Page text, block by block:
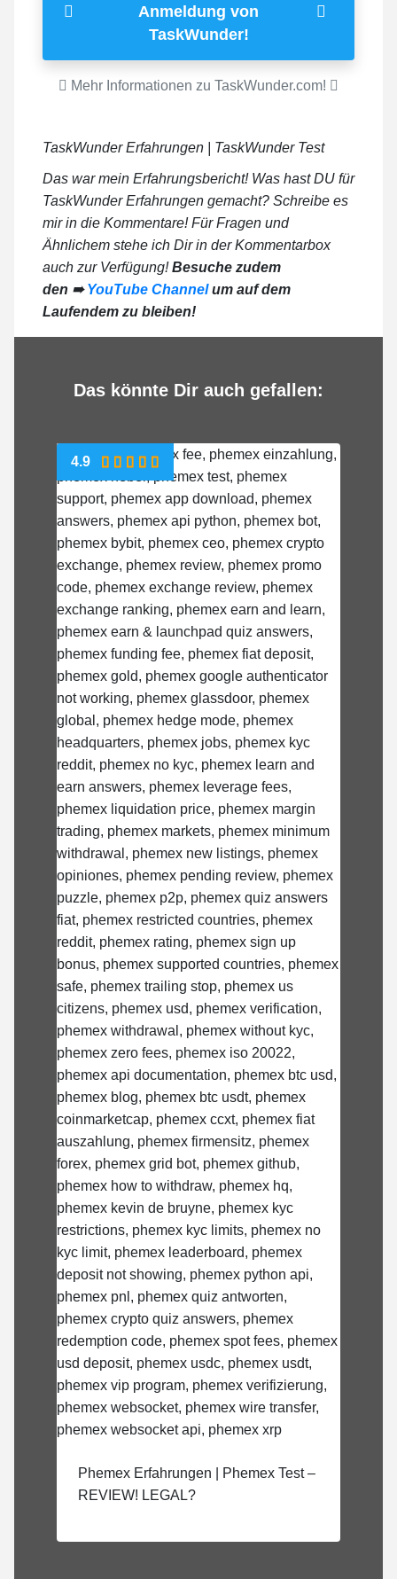
Anmeldung von
TaskWunder!
Mehr Informationen zu TaskWunder.com!
TaskWunder Erfahrungen | TaskWunder Test
Das war mein Erfahrungsbericht! Was hast DU für
TaskWunder Erfahrungen gemacht? Schreibe es
mir in die Kommentare! Für Fragen und
Ähnlichem stehe ich Dir in der Kommentarbox
auch zur Verfügung!Besuche zudem
den ➠ YouTube Channel um auf dem
Laufendem zu bleiben!
Das könnte Dir auch gefallen:
4.9
Phemex Erfahrungen | Phemex Test –
REVIEW! LEGAL?